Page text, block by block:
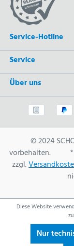
Service-Hotline
Service
Über uns
© 2024
vorbehalten. *
zzgl.
Diese Website
Nur